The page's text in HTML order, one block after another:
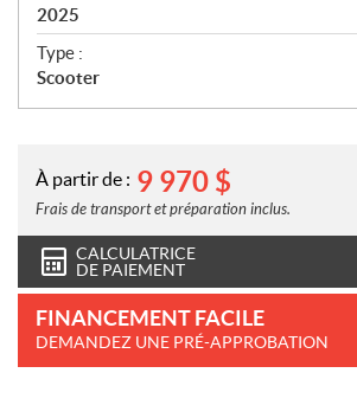
i
c
a
n
s
2025
Type :
Scooter
À partir de : 9 970 $
Frais de transport et préparation inclus.
CALCULATRICE
DE PAIEMENT
FINANCEMENT FACILE
DEMANDEZ UNE PRÉ-APPROBATION